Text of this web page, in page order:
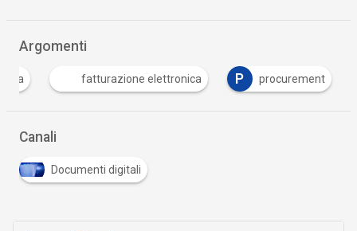
Argomenti
fatturazione elettronica P procurement
Canali
Documenti digitali